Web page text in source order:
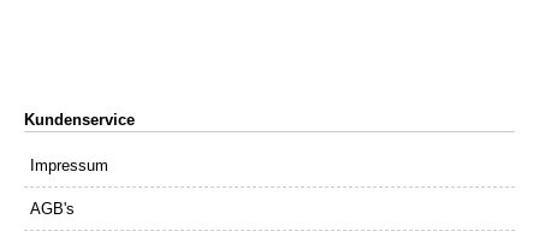
Kundenservice
Impressum
AGB's